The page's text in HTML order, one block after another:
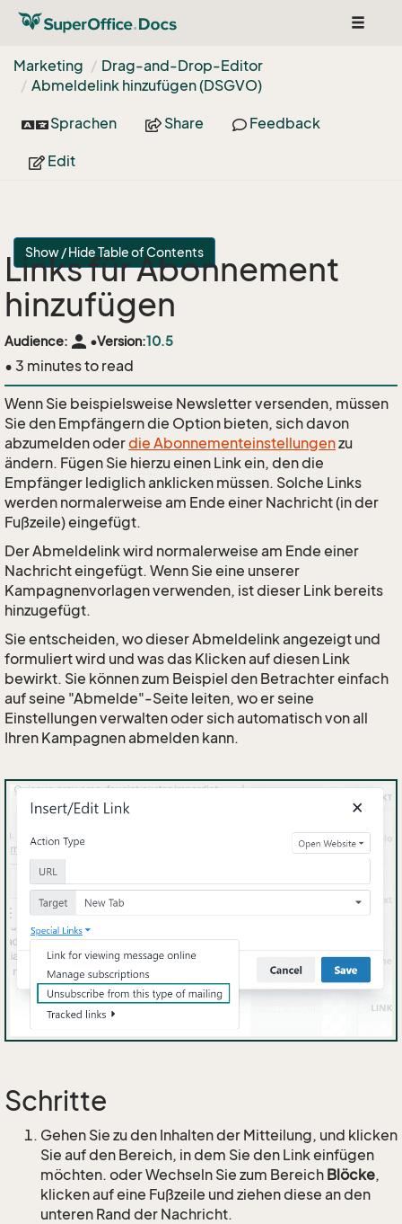
Toggle
Marketing
Drag-and-Drop-Editor
Abmeldelink hinzufügen (DSGVO)
Sprachen Share Feedback
Edit
Show / Hide Table of Contents
Links für Abonnement
hinzufügen
Audience: person •Version:10.5
• 3 minutes to read
Wenn Sie beispielsweise Newsletter versenden, müssen
Sie den Empfängern die Option bieten, sich davon
abzumelden oderdie Abonnementeinstellungenzu
ändern. Fügen Sie hierzu einen Link ein, den die
Empfänger lediglich anklicken müssen. Solche Links
werden normalerweise am Ende einer Nachricht (in der
Fußzeile) eingefügt.
Der Abmeldelink wird normalerweise am Ende einer
Nachricht eingefügt. Wenn Sie eine unserer
Kampagnenvorlagen verwenden, ist dieser Link bereits
hinzugefügt.
Sie entscheiden, wo dieser Abmeldelink angezeigt und
formuliert wird und was das Klicken auf diesen Link
bewirkt. Sie können zum Beispiel den Betrachter einfach
auf seine "Abmelde"-Seite leiten, wo er seine
Einstellungen verwalten oder sich automatisch von all
Ihren Kampagnen abmelden kann.
Schritte
Gehen Sie zu den Inhalten der Mitteilung, und klicken
Sie auf den Bereich, in dem Sie den Link einfügen
möchten. oder Wechseln Sie zum Bereich Blöcke,
klicken auf eine Fußzeile und ziehen diese an den
unteren Rand der Nachricht.